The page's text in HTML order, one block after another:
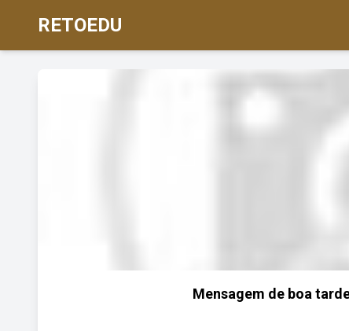
RETOEDU
Mensagem de boa